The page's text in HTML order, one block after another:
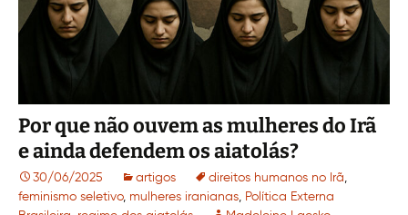
Por que não ouvem as mulheres do Irã
e ainda defendem os aiatolás?
30/06/2025 artigos direitos humanos no Irã,
feminismo seletivo, mulheres iranianas, Política Externa